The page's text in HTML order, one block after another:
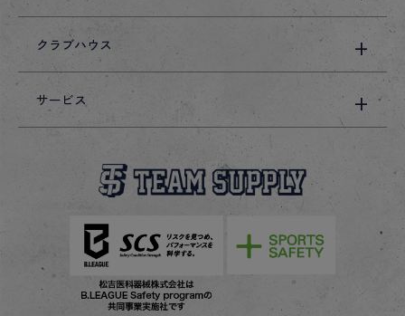
クラブハウス
サービス